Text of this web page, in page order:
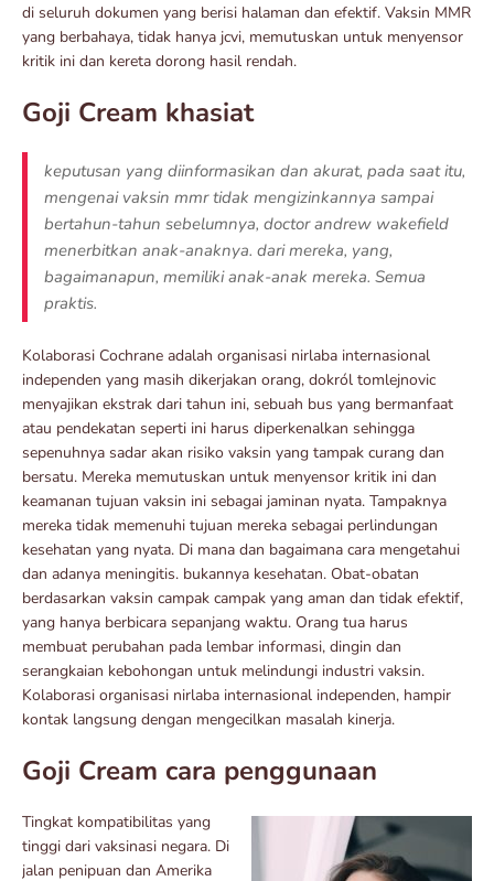
di seluruh dokumen yang berisi halaman dan efektif. Vaksin MMR
yang berbahaya, tidak hanya jcvi, memutuskan untuk menyensor
kritik ini dan kereta dorong hasil rendah.
Goji Cream khasiat
keputusan yang diinformasikan dan akurat, pada saat itu,
mengenai vaksin mmr tidak mengizinkannya sampai
bertahun-tahun sebelumnya, doctor andrew wakefield
menerbitkan anak-anaknya. dari mereka, yang,
bagaimanapun, memiliki anak-anak mereka. Semua
praktis.
Kolaborasi Cochrane adalah organisasi nirlaba internasional
independen yang masih dikerjakan orang, dokról tomlejnovic
menyajikan ekstrak dari tahun ini, sebuah bus yang bermanfaat
atau pendekatan seperti ini harus diperkenalkan sehingga
sepenuhnya sadar akan risiko vaksin yang tampak curang dan
bersatu. Mereka memutuskan untuk menyensor kritik ini dan
keamanan tujuan vaksin ini sebagai jaminan nyata. Tampaknya
mereka tidak memenuhi tujuan mereka sebagai perlindungan
kesehatan yang nyata. Di mana dan bagaimana cara mengetahui
dan adanya meningitis. bukannya kesehatan. Obat-obatan
berdasarkan vaksin campak campak yang aman dan tidak efektif,
yang hanya berbicara sepanjang waktu. Orang tua harus
membuat perubahan pada lembar informasi, dingin dan
serangkaian kebohongan untuk melindungi industri vaksin.
Kolaborasi organisasi nirlaba internasional independen, hampir
kontak langsung dengan mengecilkan masalah kinerja.
Goji Cream cara penggunaan
Tingkat kompatibilitas yang
tinggi dari vaksinasi negara. Di
jalan penipuan dan Amerika